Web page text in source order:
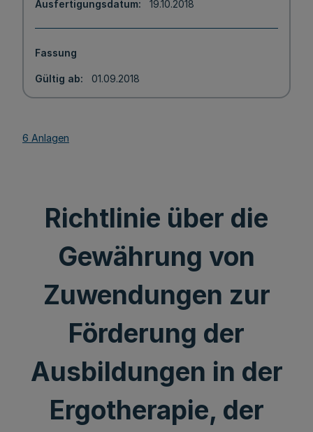
Ausfertigungsdatum 19.10.2018
Fassung
Gültig ab 01.09.2018
6 Anlagen
Richtlinie über die
Gewährung von
Zuwendungen zur
Förderung der
Ausbildungen in der
Ergotherapie, der